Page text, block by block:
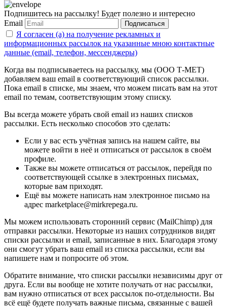
Подпишитесь на рассылку! Будет полезно и интересно
Email
Подписаться
Я согласен (а) на получение рекламных и
информационных рассылок на указанные мною контактные
данные (email, телефон, мессенджеры)
Когда вы подписываетесь на рассылку, мы (ООО Т-МЕТ)
добавляем ваш email в соответствующий список рассылки.
Пока email в списке, мы знаем, что можем писать вам на этот
email по темам, соответствующим этому списку.
Вы всегда можете убрать свой email из наших списков
рассылки. Есть несколько способов это сделать:
Если у вас есть учётная запись на нашем сайте, вы
можете войти в неё и отписаться от рассылок в своём
профиле.
Также вы можете отписаться от рассылок, перейдя по
соответствующей ссылке в электронных письмах,
которые вам приходят.
Ещё вы можете написать нам электронное письмо на
адрес marketplace@mirkrepega.ru.
Мы можем использовать сторонний сервис (MailChimp) для
отправки рассылки. Некоторые из наших сотрудников видят
списки рассылки и email, записанные в них. Благодаря этому
они смогут убрать ваш email из списка рассылки, если вы
напишете нам и попросите об этом.
Обратите внимание, что списки рассылки независимы друг от
друга. Если вы вообще не хотите получать от нас рассылки,
вам нужно отписаться от всех рассылок по-отдельности. Вы
всё ещё будете получать важные письма, связанные с вашей